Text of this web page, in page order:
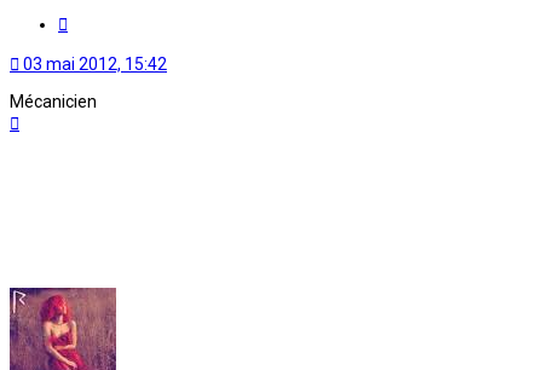
03 mai 2012, 15:42
Mécanicien